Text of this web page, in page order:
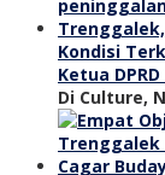
Kondisi
Ketua
Di Culture,